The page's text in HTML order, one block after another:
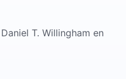
T. Willingham en